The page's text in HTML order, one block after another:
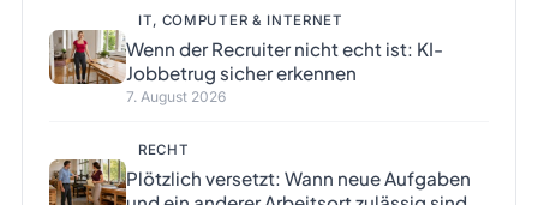
IT, COMPUTER & INTERNET
Wenn der Recruiter nicht echt ist: KI-
Jobbetrug sicher erkennen
7. August 2026
RECHT
Plötzlich versetzt: Wann neue Aufgaben